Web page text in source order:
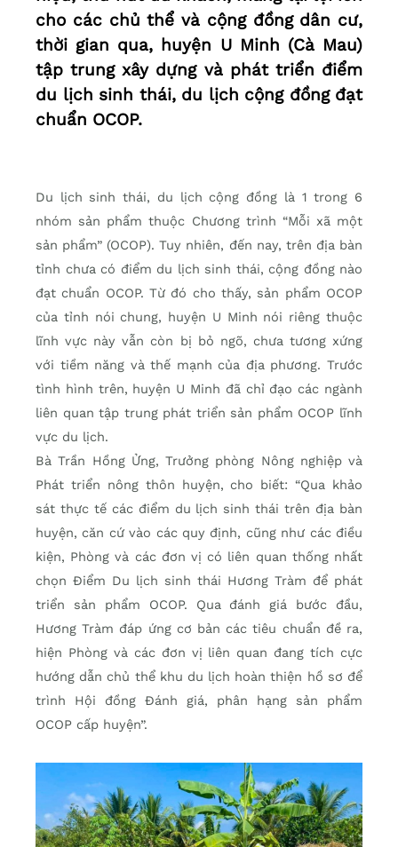
cho các chủ thể và cộng đồng dân cư,
thời gian qua, huyện U Minh (Cà Mau)
tập trung xây dựng và phát triển điểm
du lịch sinh thái, du lịch cộng đồng đạt
chuẩn OCOP.
Du lịch sinh thái, du lịch cộng đồng là 1 trong 6
nhóm sản phẩm thuộc Chương trình “Mỗi xã một
sản phẩm” (OCOP). Tuy nhiên, đến nay, trên địa bàn
tỉnh chưa có điểm du lịch sinh thái, cộng đồng nào
đạt chuẩn OCOP. Từ đó cho thấy, sản phẩm OCOP
của tỉnh nói chung, huyện U Minh nói riêng thuộc
lĩnh vực này vẫn còn bị bỏ ngõ, chưa tương xứng
với tiềm năng và thế mạnh của địa phương. Trước
tình hình trên, huyện U Minh đã chỉ đạo các ngành
liên quan tập trung phát triển sản phẩm OCOP lĩnh
vực du lịch.
Bà Trần Hồng Ửng, Trưởng phòng Nông nghiệp và
Phát triển nông thôn huyện, cho biết: “Qua khảo
sát thực tế các điểm du lịch sinh thái trên địa bàn
huyện, căn cứ vào các quy định, cũng như các điều
kiện, Phòng và các đơn vị có liên quan thống nhất
chọn Điểm Du lịch sinh thái Hương Tràm để phát
triển sản phẩm OCOP. Qua đánh giá bước đầu,
Hương Tràm đáp ứng cơ bản các tiêu chuẩn đề ra,
hiện Phòng và các đơn vị liên quan đang tích cực
hướng dẫn chủ thể khu du lịch hoàn thiện hồ sơ để
trình Hội đồng Ðánh giá, phân hạng sản phẩm
OCOP cấp huyện”.